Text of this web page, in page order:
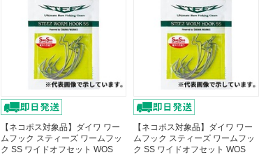
【ネコポス対象品】ダイワ ワー
ムフック スティーズ ワームフッ
ク SS ワイドオフセット WOS
【ネコポス対象品】ダイワ ワー
ムフック スティーズ ワームフッ
ク SS ワイドオフセット WOS